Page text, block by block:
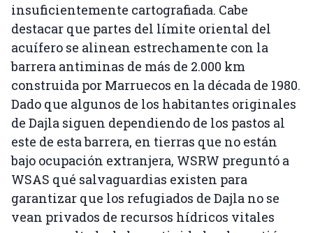
insuficientemente cartografiada. Cabe
destacar que partes del límite oriental del
acuífero se alinean estrechamente con la
barrera antiminas de más de 2.000 km
construida por Marruecos en la década de 1980.
Dado que algunos de los habitantes originales
de Dajla siguen dependiendo de los pastos al
este de esta barrera, en tierras que no están
bajo ocupación extranjera, WSRW preguntó a
WSAS qué salvaguardias existen para
garantizar que los refugiados de Dajla no se
vean privados de recursos hídricos vitales